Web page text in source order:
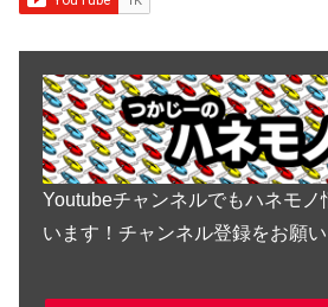
Youtubeチャンネルでもハネモノ
います！チャンネル登録をお願い